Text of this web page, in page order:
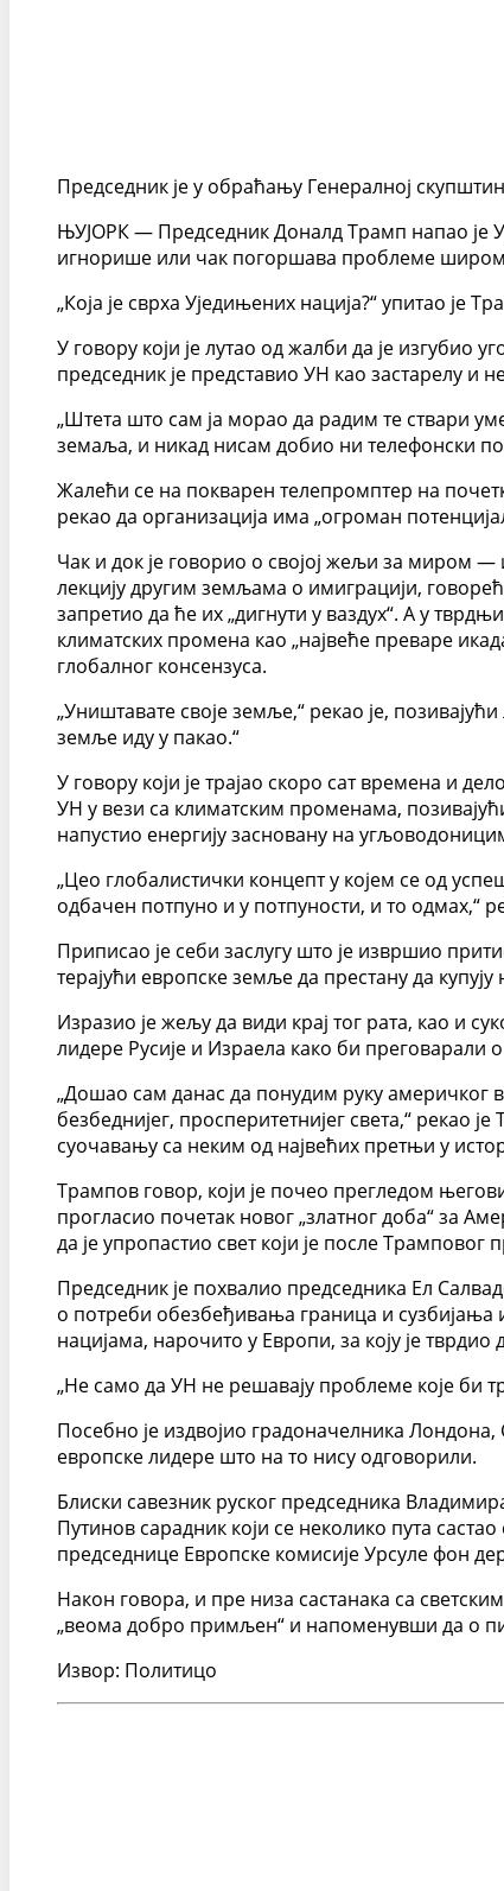
Председник је у обраћању Генералној
ЊУЈОРК — Председник Доналд Трамп напао је
игнорише или чак погоршава проблеме широм
„Која је сврха Уједињених нација?“ упитао је
У говору који је лутао од жалби да је изгубио
председник је представио УН као застарелу и
„Штета што сам ја морао да радим те ствари
земаља, и никад нисам добио ни телефонски
Жалећи се на покварен телепромптер на
рекао да организација има „огроман
Чак и док је говорио о својој жељи за миром
лекцију другим земљама о имиграцији,
запретио да ће их „дигнути у ваздух“. А у
климатских промена као „највеће преваре
глобалног консензуса.
„Уништавате своје земље,“ рекао је,
земље иду у пакао.“
У говору који је трајао скоро сат времена и
УН у вези са климатским променама,
напустио енергију засновану на
„Цео глобалистички концепт у којем се од
одбачен потпуно и у потпуности, и то одмах,“
Приписао је себи заслугу што је извршио
терајући европске земље да престану да
Изразио је жељу да види крај тог рата, као и
лидере Русије и Израела како би преговарали
„Дошао сам данас да понудим руку америчког
безбеднијег, просперитетнијег света,“ рекао
суочавању са неким од највећих претњи у
Трампов говор, који је почео прегледом
прогласио почетак новог „златног доба“ за
да је упропастио свет који је после
Председник је похвалио председника Ел
о потреби обезбеђивања граница и сузбијања
нацијама, нарочито у Европи, за коју је
„Не само да УН не решавају проблеме које би
Посебно је издвојио градоначелника Лондона,
европске лидере што на то нису одговорили.
Блиски савезник руског председника
Путинов сарадник који се неколико пута
председнице Европске комисије Урсуле фон
Након говора, и пре низа састанака са
„веома добро примљен“ и напоменувши да о
Извор: Политицо